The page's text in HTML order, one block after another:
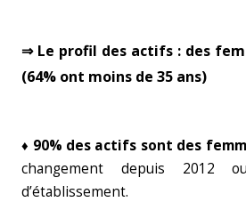
⇒ Le profil des actifs : des
(64% ont moins de 35 ans)
♦ 90% des actifs sont des
changement depuis 2012
d’établissement.